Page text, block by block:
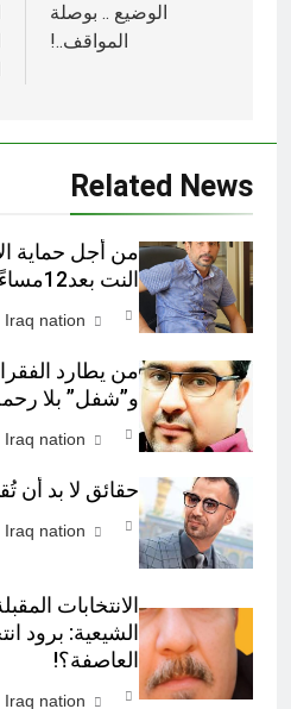
الوضيع .. بوصلة
المواقف..!
Related News
من أجل حماية
النت بعد12مساءً ….
Iraq nation
من يطارد
و”شفل” بلا
Iraq nation
حقائق لا بد أن
Iraq nation
الانتخابات
الشيعية: برود
العاصفة؟!
Iraq nation